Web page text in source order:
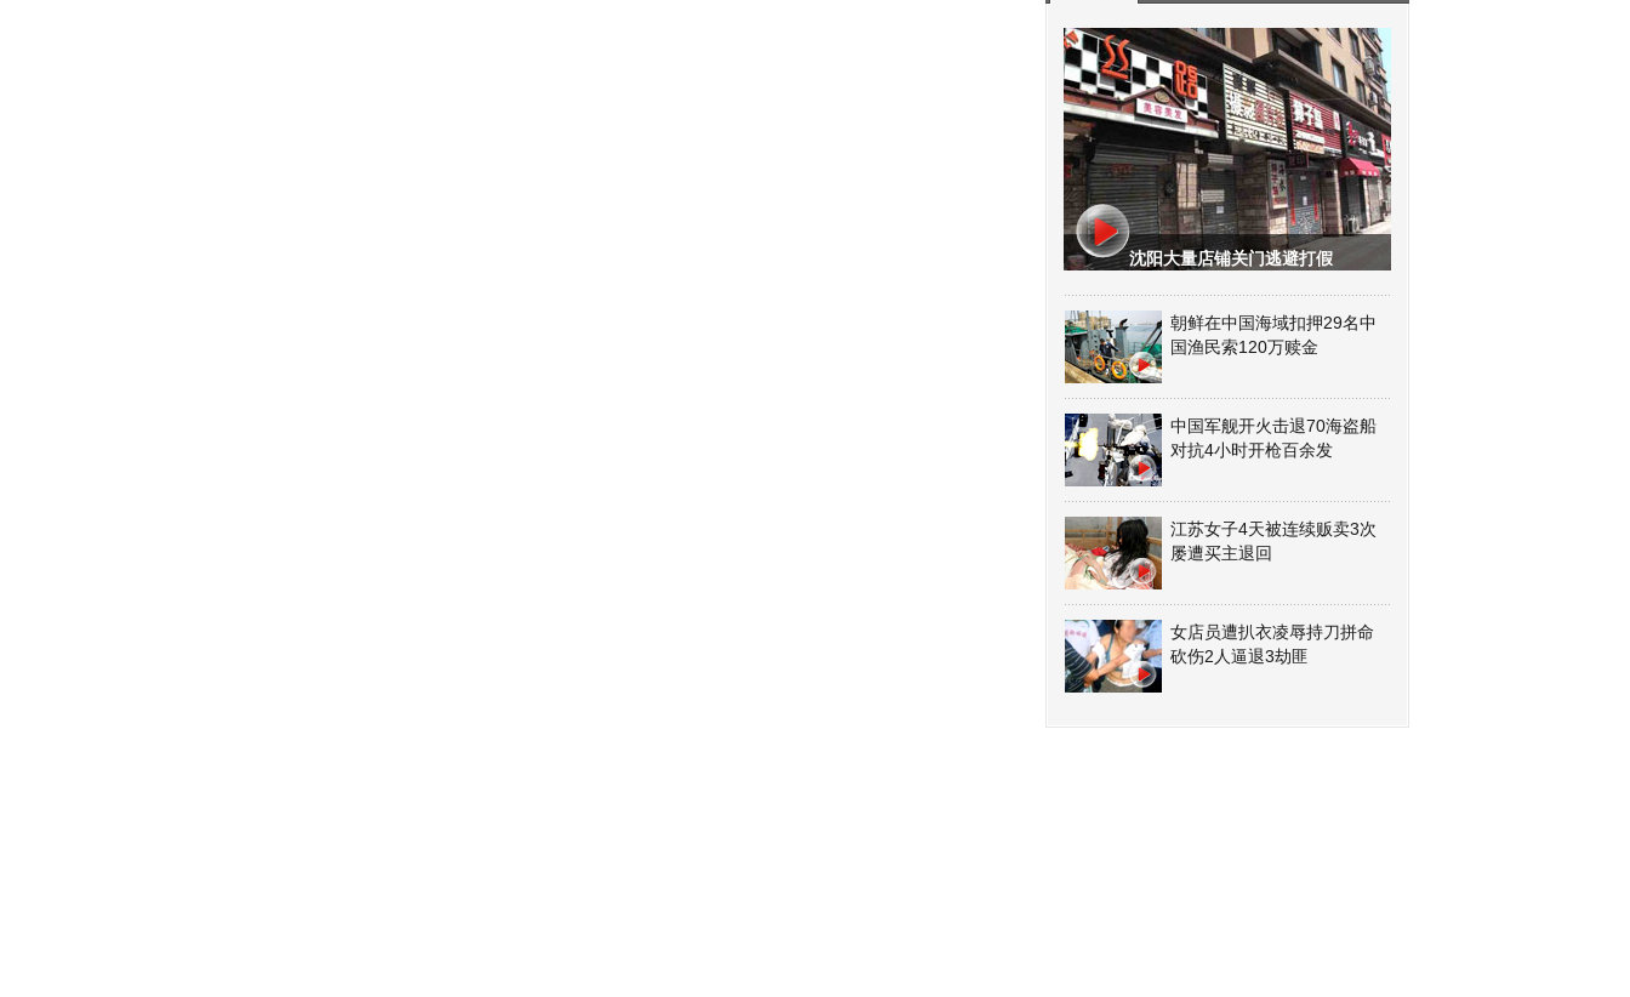
沈阳大量店铺关门逃避打假
朝鲜在中国海域扣押29名中
国渔民索120万赎金
中国军舰开火击退70海盗船
对抗4小时开枪百余发
江苏女子4天被连续贩卖3次
屡遭买主退回
女店员遭扒衣凌辱持刀拼命
砍伤2人逼退3劫匪